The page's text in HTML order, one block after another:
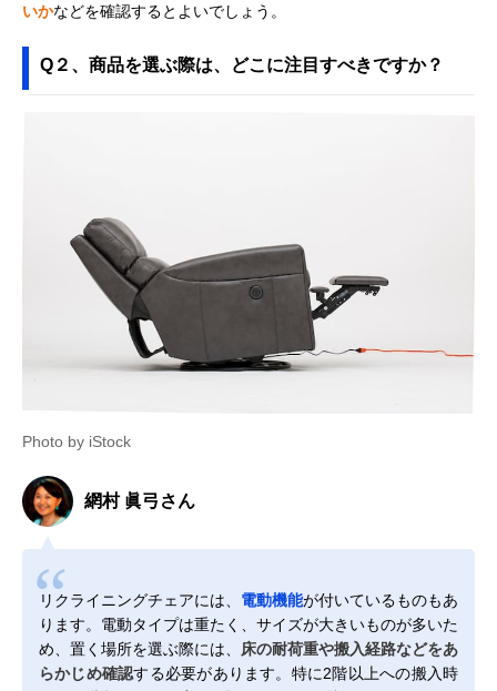
いかなどを確認するとよいでしょう。
Q２、商品を選ぶ際は、どこに注目すべきですか？
Photo by iStock
網村 眞弓さん
リクライニングチェアには、 電動機能が付いているものもあ
ります。電動タイプは重たく、サイズが大きいものが多いた
め、置く場所を選ぶ際には、 床の耐荷重や搬入経路などをあ
らかじめ確認する必要があります。特に2階以上への搬入時